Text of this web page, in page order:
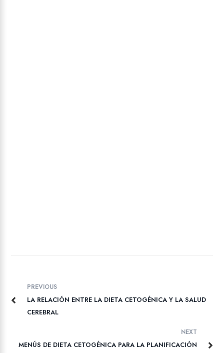
PREVIOUS
LA RELACIÓN ENTRE LA DIETA CETOGÉNICA Y LA SALUD
CEREBRAL
NEXT
MENÚS DE DIETA CETOGÉNICA PARA LA PLANIFICACIÓN